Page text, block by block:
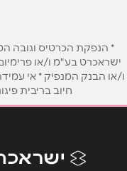
אימייל*
אנא חזרו אלי
* הנפקת הכרטיס וגובה
ישראכרט בע"מ ו/או
ו/או הבנק המנפיק * אי
חיוב בריבית